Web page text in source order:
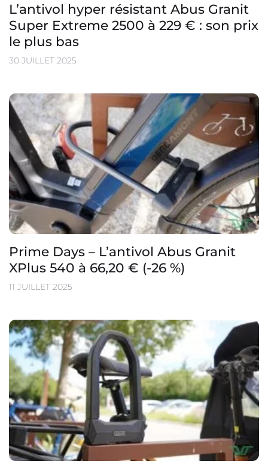
L’antivol hyper résistant Abus Granit
Super Extreme 2500 à 229 € : son prix
le plus bas
30 JUILLET 2025
Prime Days – L’antivol Abus Granit
XPlus 540 à 66,20 € (-26 %)
11 JUILLET 2025